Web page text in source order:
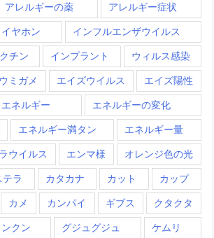
アレルギーの薬 アレルギー症状
イヤホン インフルエンザウイルス
チン インプラント ウィルス感染
ウミガメ エイズウイルス エイズ陽性
エネルギー エネルギーの変化
エネルギー満タン エネルギー量
ウイルス エンマ様 オレンジ色の光
テラ カタカナ カット カップ
カメ カンパイ ギブス クタクタ
クン グジュグジュ ケムリ